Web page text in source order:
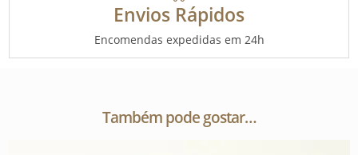
Envios Rápidos
Encomendas expedidas em 24h
Também pode gostar…